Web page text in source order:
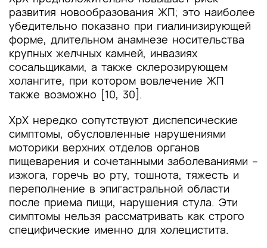
развития новообразования ЖП; это наиболее
убедительно показано при гиалинизирующей
форме, длительном анамнезе носительства
крупных желчных камней, инвазиях
сосальщиками, а также склерозирующем
холангите, при котором вовлечение ЖП
также возможно [10, 30].
ХрХ нередко сопутствуют диспепсические
симптомы, обусловленные нарушениями
моторики верхних отделов органов
пищеварения и сочетанными заболеваниями –
изжога, горечь во рту, тошнота, тяжесть и
переполнение в эпигастральной области
после приема пищи, нарушения стула. Эти
симптомы нельзя рассматривать как строго
специфические именно для холецистита.